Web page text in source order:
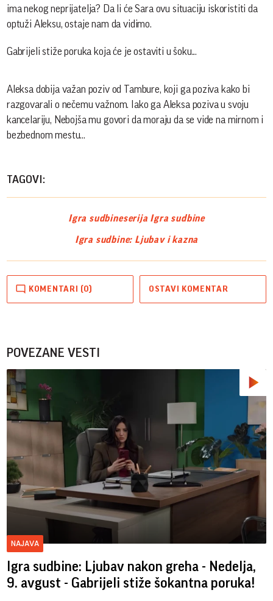
ima nekog neprijatelja? Da li će Sara ovu situaciju iskoristiti da
optuži Aleksu, ostaje nam da vidimo.
Gabrijeli stiže poruka koja će je ostaviti u šoku...
Aleksa dobija važan poziv od Tambure, koji ga poziva kako bi
razgovarali o nečemu važnom. Iako ga Aleksa poziva u svoju
kancelariju, Nebojša mu govori da moraju da se vide na mirnom i
bezbednom mestu...
TAGOVI:
Igra sudbineserija Igra sudbine
Igra sudbine: Ljubav i kazna
KOMENTARI (0) OSTAVI KOMENTAR
POVEZANE VESTI
NAJAVA
Igra sudbine: Ljubav nakon greha - Nedelja,
9. avgust - Gabrijeli stiže šokantna poruka!